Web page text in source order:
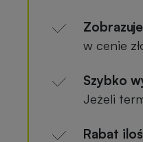
w cenie
Szybko
Jeżeli
Rabat